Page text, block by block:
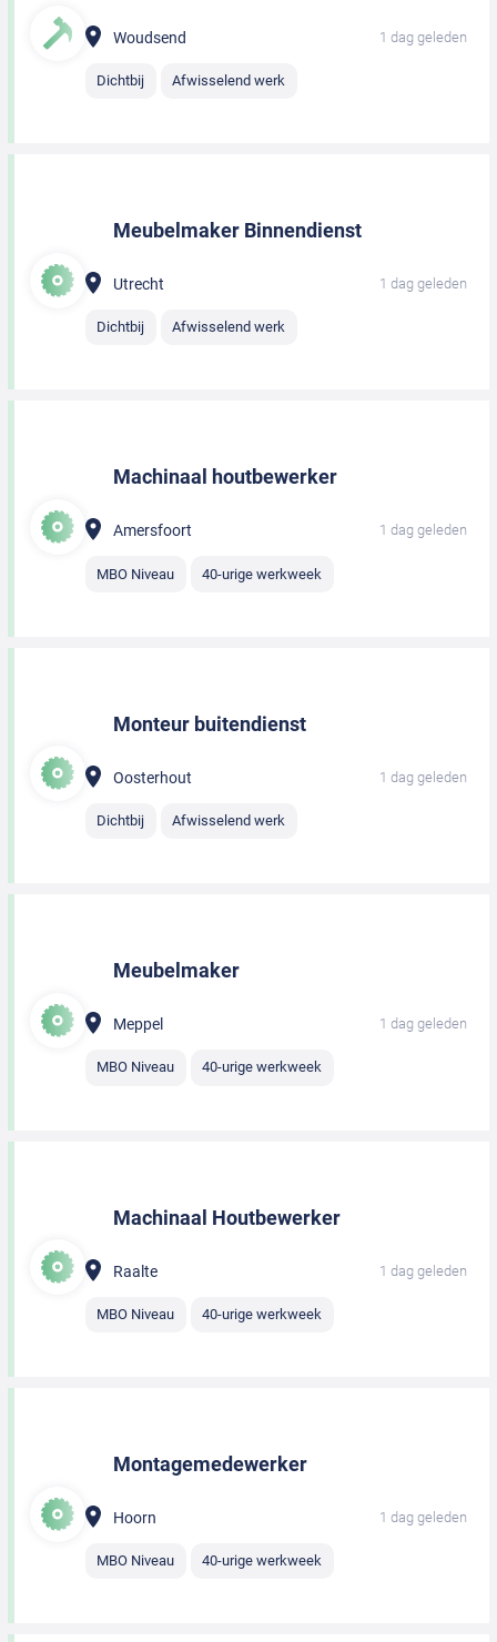
Woudsend 1 dag geleden
Dichtbij Afwisselend werk
Meubelmaker Binnendienst
Utrecht 1 dag geleden
Dichtbij Afwisselend werk
Machinaal houtbewerker
Amersfoort 1 dag geleden
MBO Niveau 40-urige werkweek
Monteur buitendienst
Oosterhout 1 dag geleden
Dichtbij Afwisselend werk
Meubelmaker
Meppel 1 dag geleden
MBO Niveau 40-urige werkweek
Machinaal Houtbewerker
Raalte 1 dag geleden
MBO Niveau 40-urige werkweek
Montagemedewerker
Hoorn 1 dag geleden
MBO Niveau 40-urige werkweek